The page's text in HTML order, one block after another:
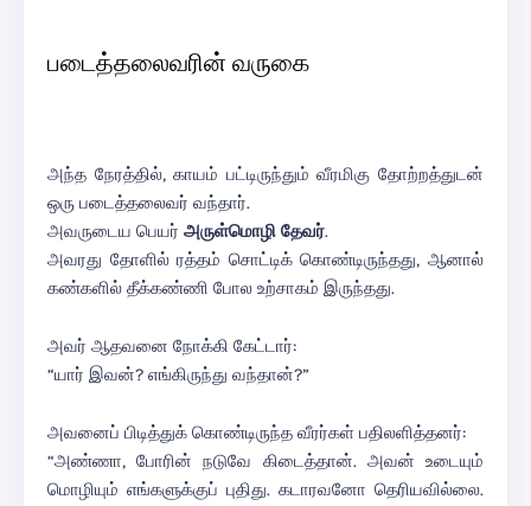
படைத்தலைவரின் வருகை
அந்த நேரத்தில், காயம் பட்டிருந்தும் வீரமிகு தோற்றத்துடன்
ஒரு படைத்தலைவர் வந்தார்.
அவருடைய பெயர் அருள்மொழி தேவர்.
அவரது தோளில் ரத்தம் சொட்டிக் கொண்டிருந்தது, ஆனால்
கண்களில் தீக்கண்ணி போல உற்சாகம் இருந்தது.
அவர் ஆதவனை நோக்கி கேட்டார்:
“யார் இவன்? எங்கிருந்து வந்தான்?”
அவனைப் பிடித்துக் கொண்டிருந்த வீரர்கள் பதிலளித்தனர்:
“அண்ணா, போரின் நடுவே கிடைத்தான். அவன் உடையும்
மொழியும் எங்களுக்குப் புதிது. கடாரவனோ தெரியவில்லை.